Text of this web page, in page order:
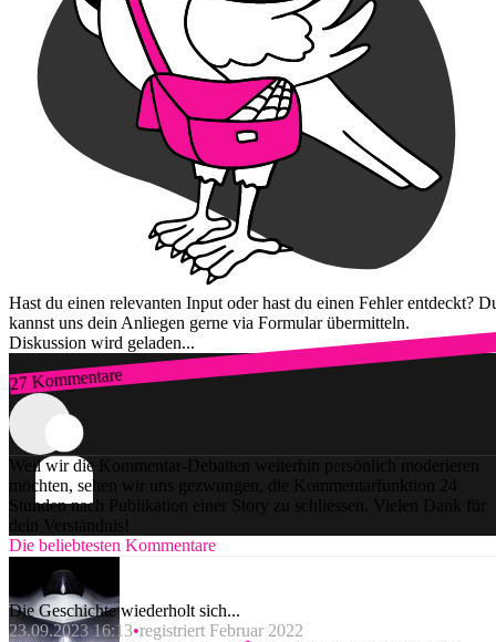
Hast du einen relevanten Input oder hast du einen Fehler entdeckt?
kannst uns dein Anliegen gerne via Formular übermitteln.
Diskussion wird geladen...
27 Kommentare
Zum Login
Weil wir die Kommentar-Debatten weiterhin persönlich moderieren
möchten, sehen wir uns gezwungen, die Kommentarfunktion 24
Stunden nach Publikation einer Story zu schliessen. Vielen Dank für
dein Verständnis!
Die beliebtesten Kommentare
Die Geschichte wiederholt sich...
23.09.2023 16:13 registriert Februar 2022